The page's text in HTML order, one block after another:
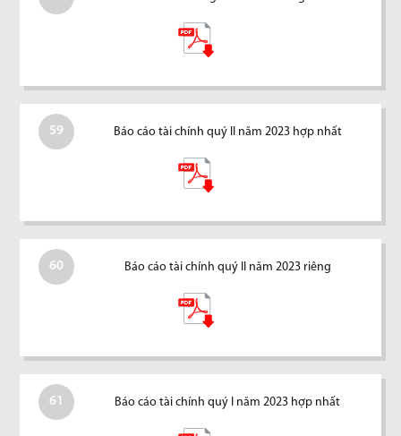
59 Báo cáo tài chính quý II năm 2023 hợp nhất
60 Báo cáo tài chính quý II năm 2023 riêng
61 Báo cáo tài chính quý I năm 2023 hợp nhất